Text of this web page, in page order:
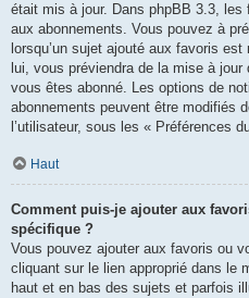
était mis à jour. Dans phpBB 3.3,
aux abonnements. Vous pouvez à
lorsqu’un sujet ajouté aux favoris
lui, vous préviendra de la mise à jour
vous êtes abonné. Les options de
abonnements peuvent être modifiés
l’utilisateur, sous les « Préférences
Haut
Comment puis-je ajouter aux
spécifique ?
Vous pouvez ajouter aux favoris ou
cliquant sur le lien approprié dans le
haut et en bas des sujets et parfois